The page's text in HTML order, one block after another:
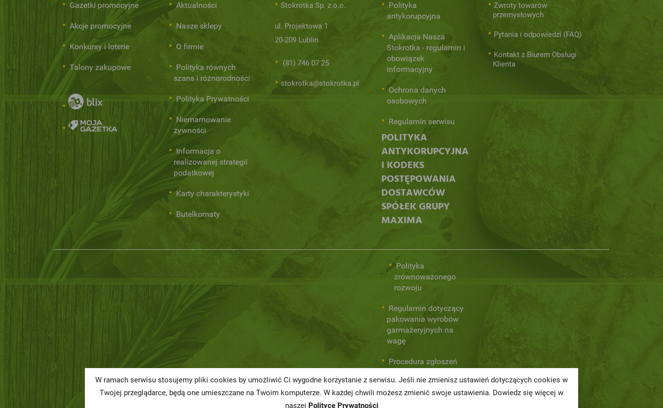
Gazetki promocyjne
Akcje promocyjne
Konkursy i loterie
Talony zakupowe
Aktualności
Nasze sklepy
O firmie
Polityka równych
szans i różnorodności
Polityka Prywatności
Niemarnowanie
żywności
Informacja o
realizowanej strategii
podatkowej
Karty charakterystyki
Butelkomaty
Stokrotka Sp. z o.o.
ul. Projektowa 1
20-209 Lublin
(81) 746 07 25
stokrotka@stokrotka.pl
Polityka
antykorupcyjna
Aplikacja Nasza
Stokrotka - regulamin i
obowiązek
informacyjny
Ochrona danych
osobowych
Regulamin serwisu
POLITYKA
ANTYKORUPCYJNA
I KODEKS
POSTĘPOWANIA
DOSTAWCÓW
SPÓŁEK GRUPY
MAXIMA
Polityka
zrównoważonego
rozwoju
Regulamin dotyczący
pakowania wyrobów
garmażeryjnych na
wagę
Procedura zgłoszeń
naruszeń prawa
Zwroty towarów
przemysłowych
Pytania i odpowiedzi (FAQ)
Kontakt z Biurem Obsługi
Klienta
W ramach serwisu stosujemy pliki cookies by umożliwić Ci wygodne korzystanie z serwisu. Jeśli nie zmienisz ustawień dotyczących cookies w
Twojej przeglądarce, będą one umieszczane na Twoim komputerze. W każdej chwili możesz zmienić swoje ustawienia. Dowiedz się więcej w
naszej Polityce Prywatności